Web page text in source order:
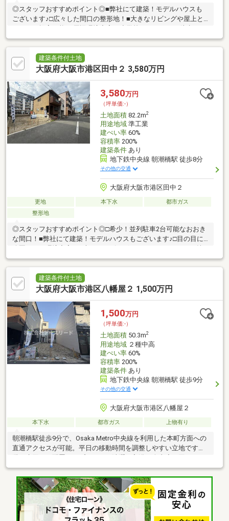
◎スタッフおすすめポイント◎■弊社にて建築！モデルハウスも
ございます♪□広々した間口の整形地！■大きなリビングや屋上と
分圏内！■２沿線利用可能でどこへ行くのも便利♪□駐車２台も可
能！こだわりをお聞かせください♪■住宅ローンでお悩みの方もプ
ロにお任せ下さい♪□７ARC公式LINEができました！！SUUMOに
載っていない物件も多数ございます。お気軽に何でもお問い合わ
ンクからご覧ください！
建築条件付土地
大阪府大阪市港区田中２ 3,580万円
3,580万円
（坪単価:-）
土地面積82.2m2
用途地域準工業
建ぺい率60%
容積率200%
建築条件あり
地下鉄中央線 朝潮橋駅 徒歩8分
その他の交通
大阪府大阪市港区田中２
更地 本下水
都市ガス
整形地
◎スタッフおすすめポイント◎□希少！並列駐車2台可能なおおき
な間口！■弊社にて建築！モデルハウスもございます♪□目の目に
力♪□周辺環境充実！小学校やスーパーも徒歩１０分圏内！■最寄
り駅まで徒歩５分♪□前面道路広々しており駐車もラクラク♪■住宅
ローンでお悩みの方もプロにお任せ下さい♪□７ARC公式LINEがで
きました！！SUUMOに載っていない物件も多数ございます。お
ります♪♪詳しくは下記リンクからご覧ください！
建築条件付土地
大阪府大阪市港区八幡屋２ 1,500万円
1,500万円
（坪単価:-）
土地面積50.3m2
用途地域２種中高
建ぺい率60%
容積率200%
建築条件あり
地下鉄中央線 朝潮橋駅 徒歩9分
その他の交通
大阪府大阪市港区八幡屋２
本下水 都市ガス 上物有り
朝潮橋駅徒歩9分で、Osaka Metro中央線を利用した本町方面への
直通アクセスが可能。平日の移動時間を調整しやすい立地です。2
階に水回りを配置したプランは、洗濯・入浴・身支度を同一フロ
アで行えるため、在宅時間を効率的に使いやすい構成。3LDKの間
取りは在宅ワークや趣味のスペースとしても活用しやすく、生活
スタイルに合わせた使い方ができます。周辺には日常利用しやす
い店舗が揃い、無理のない生活動線を求める方に適した住まいで
す。